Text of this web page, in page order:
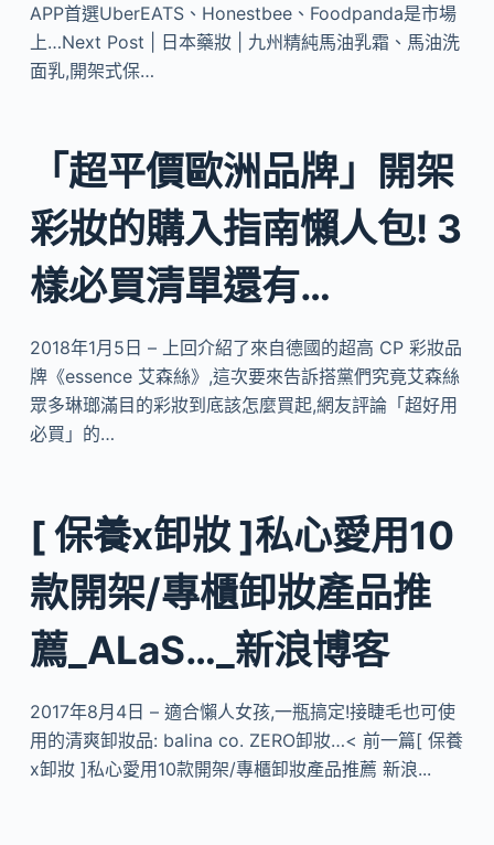
APP首選UberEATS、Honestbee、Foodpanda是市場
上…Next Post | 日本藥妝 | 九州精純馬油乳霜、馬油洗
面乳,開架式保…
「超平價歐洲品牌」開架
彩妝的購入指南懶人包! 3
樣必買清單還有…
2018年1月5日 – 上回介紹了來自德國的超高 CP 彩妝品
牌《essence 艾森絲》,這次要來告訴搭黨們究竟艾森絲
眾多琳瑯滿目的彩妝到底該怎麼買起,網友評論「超好用
必買」的…
[ 保養x卸妝 ]私心愛用10
款開架/專櫃卸妝產品推
薦_ALaS…_新浪博客
2017年8月4日 – 適合懶人女孩,一瓶搞定!接睫毛也可使
用的清爽卸妝品: ​balina co. ZERO卸妝…< 前一篇[ 保養
x卸妝 ]私心愛用10款開架/專櫃卸妝產品推薦 新浪...